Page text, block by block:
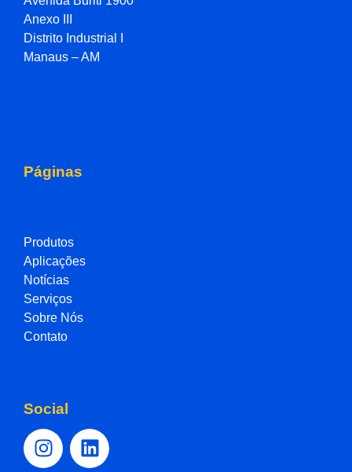
Anexo III
Distrito Industrial I
Manaus – AM
Páginas
Produtos
Aplicações
Notícias
Serviços
Sobre Nós
Contato
Social